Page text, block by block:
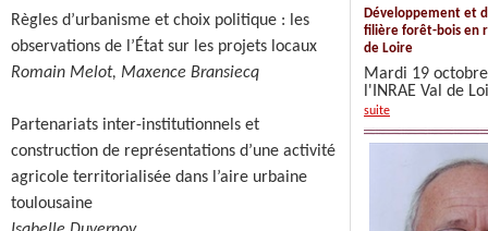
Règles d’urbanisme et choix politique : les
observations de l’État sur les projets locaux
Romain Melot, Maxence Bransiecq
Partenariats inter-institutionnels et
construction de représentations d’une activité
agricole territorialisée dans l’aire urbaine
toulousaine
Développement et
filière forêt-bois en
de Loire
Mardi 19
l'INRAE Val de
suite